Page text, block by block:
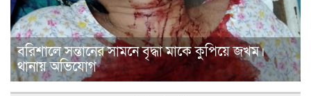
বরিশালে সন্তানের সামনে বৃদ্ধা মাকে কুপিয়ে জখম।
থানায় অভিযোগ